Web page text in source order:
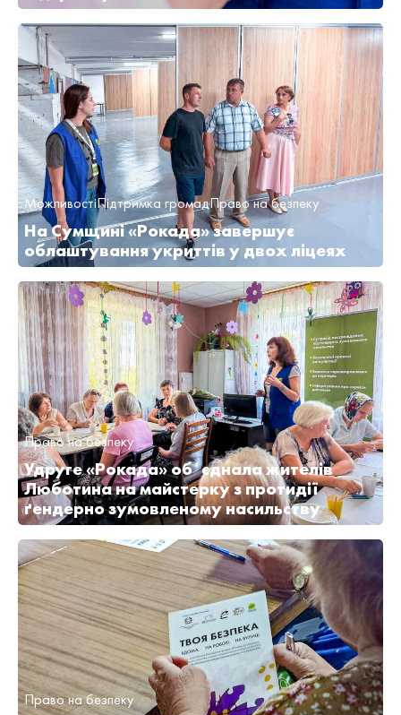
МожливостіПідтримка громадПраво на безпеку
На Сумщині «Рокада» завершує
облаштування укриттів у двох ліцеях
Право на безпеку
Удруге «Рокада» обʼєднала жителів
Люботина на майстерку з протидії
ґендерно зумовленому насильству
Право на безпеку